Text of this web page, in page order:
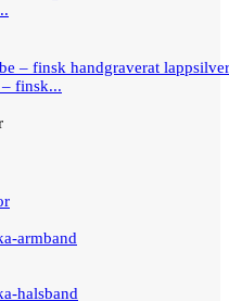
finsk...
armband
halsband